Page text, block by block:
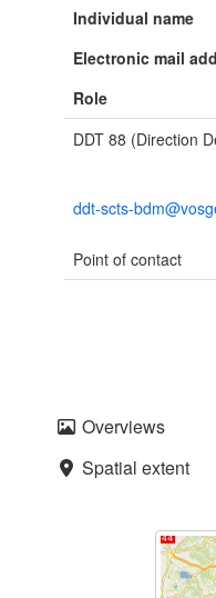
Individual name
Electronic mail
Role
DDT 88 (Direction
ddt-scts-
Point of contact
Overviews
Spatial extent